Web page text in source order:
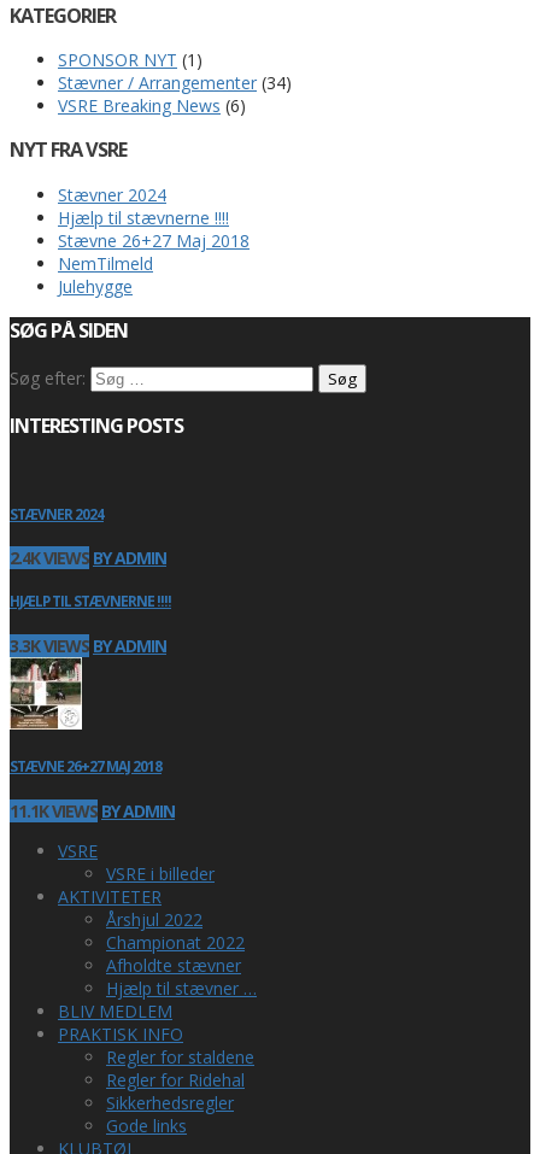
KATEGORIER
SPONSOR NYT (1)
Stævner / Arrangementer (34)
VSRE Breaking News (6)
NYT FRA VSRE
Stævner 2024
Hjælp til stævnerne !!!!
Stævne 26+27 Maj 2018
NemTilmeld
Julehygge
SØG PÅ SIDEN
Søg efter:
INTERESTING POSTS
STÆVNER 2024
2.4K VIEWS BY ADMIN
HJÆLP TIL STÆVNERNE !!!!
3.3K VIEWS BY ADMIN
STÆVNE 26+27 MAJ 2018
11.1K VIEWS BY ADMIN
VSRE
VSRE i billeder
AKTIVITETER
Årshjul 2022
Championat 2022
Afholdte stævner
Hjælp til stævner …
BLIV MEDLEM
PRAKTISK INFO
Regler for staldene
Regler for Ridehal
Sikkerhedsregler
Gode links
KLUBTØJ